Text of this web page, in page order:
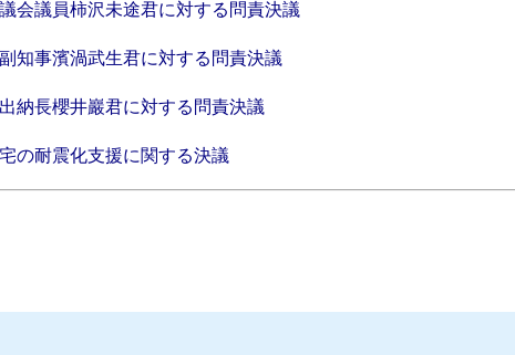
会議員柿沢未途君に対する問責決議
知事濱渦武生君に対する問責決議
納長櫻井巖君に対する問責決議
の耐震化支援に関する決議